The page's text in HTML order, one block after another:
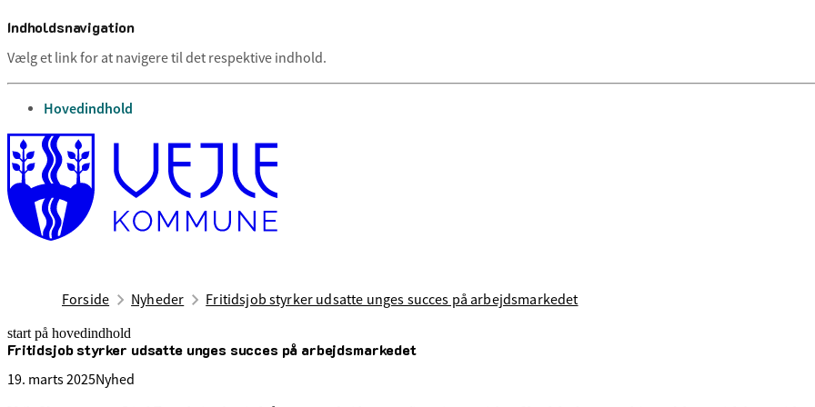
Indholdsnavigation
Vælg et link for at navigere til det respektive indhold.
gå til
Hovedindhold
Forside Nyheder Fritidsjob styrker udsatte unges succes på arbejdsmarkedet
start på hovedindhold
Fritidsjob styrker udsatte unges succes på arbejdsmarkedet
19. marts 2025Nyhed
senest opdateret 22. april 2025